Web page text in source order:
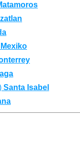
Mexiko
Santa Isabel